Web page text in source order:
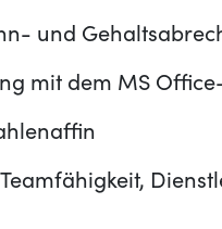
und
mit dem MS